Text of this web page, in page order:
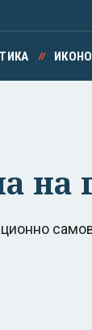
на